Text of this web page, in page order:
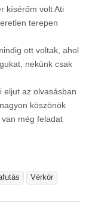
kísérőm volt Ati
terepen
ott voltak, ahol
nekünk csak
eljut az olvasásban
köszönök
még feladat
Vérkör